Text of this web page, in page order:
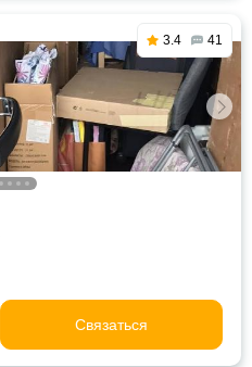
3.4 41
Связаться